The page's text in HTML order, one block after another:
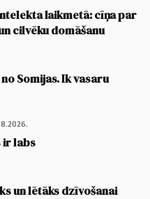
laikmetā: cīņa par
cilvēku domāšanu
Somijas. Ik vasaru
ir labs
un lētāks dzīvošanai